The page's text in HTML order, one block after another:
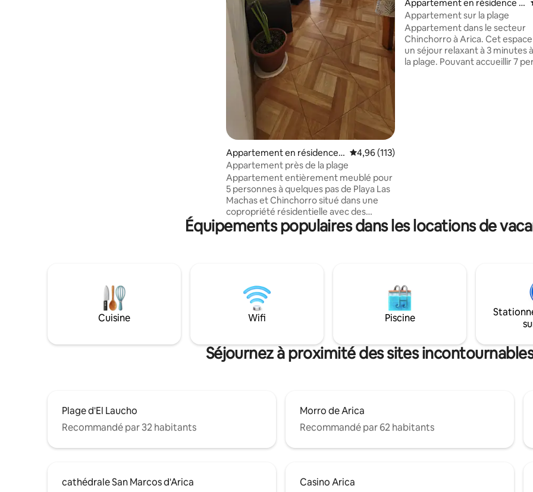
Appartement en résidence ⋅
Arica
Évaluation moyenne sur la base de 113
4,96 (113)
Appartement près de la plage
Appartement entièrement meublé pour
5 personnes à quelques pas de Playa Las
Machas et Chinchorro situé dans une
copropriété résidentielle avec des
gardes. Excellent emplacement au calme
et sûr, à proximité des restaurants, d'une
logement se compose de : 3 Chambres 1
Salle de bains Cuisine Machine à laver
Terrasse avec futon Wi-fi 2 télévisions
avec applications Parking Disponibilité
Appartement en résidence ⋅
Arica
Appartement sur la plage
Appartement dans le secteur
Chinchorro à Arica. Cet
un séjour relaxant à 3 minutes
la plage. Pouvant accueillir 7
Équipements populaires dans les locations de
Cuisine Wifi Piscine
Séjournez à proximité des sites
Plage d'El Laucho
Recommandé par 32 habitants
Morro de Arica
Recommandé par 62 habitants
cathédrale San Marcos d'Arica
Casino Arica